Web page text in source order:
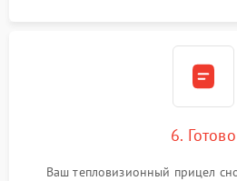
6. Готово
Ваш тепловизионный прицел